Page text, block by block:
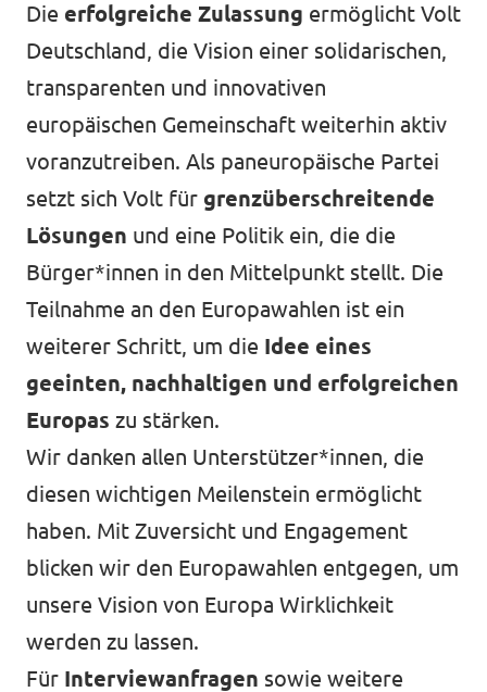
Die erfolgreiche Zulassung ermöglicht Volt
Deutschland, die Vision einer solidarischen,
transparenten und innovativen
europäischen Gemeinschaft weiterhin aktiv
voranzutreiben. Als paneuropäische Partei
setzt sich Volt für grenzüberschreitende
Lösungen und eine Politik ein, die die
Bürger*innen in den Mittelpunkt stellt. Die
Teilnahme an den Europawahlen ist ein
weiterer Schritt, um die Idee eines
geeinten, nachhaltigen und erfolgreichen
Europas zu stärken.
Wir danken allen Unterstützer*innen, die
diesen wichtigen Meilenstein ermöglicht
haben. Mit Zuversicht und Engagement
blicken wir den Europawahlen entgegen, um
unsere Vision von Europa Wirklichkeit
werden zu lassen.
Für Interviewanfragen sowie weitere